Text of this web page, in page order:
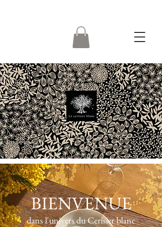
BIENVENUE
dans l'univers du Cerisier blanc